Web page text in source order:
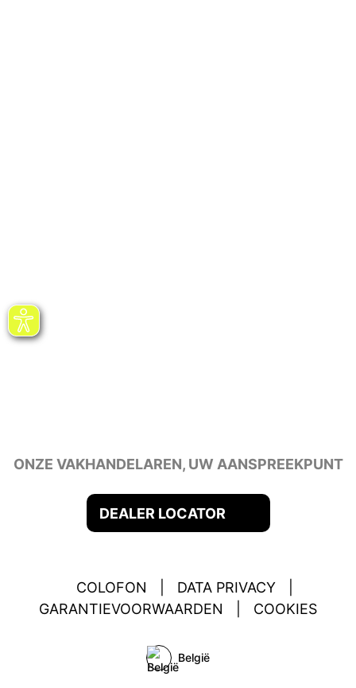
ONZE VAKHANDELAREN, UW AANSPREEKPUNT
DEALER LOCATOR
COLOFON DATA PRIVACY
GARANTIEVOORWAARDEN
COOKIES
België